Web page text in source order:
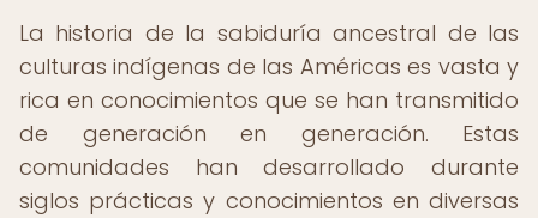
La historia de la sabiduría ancestral de las
culturas indígenas de las Américas es vasta y
rica en conocimientos que se han transmitido
de generación en generación. Estas
comunidades han desarrollado durante
siglos prácticas y conocimientos en diversas